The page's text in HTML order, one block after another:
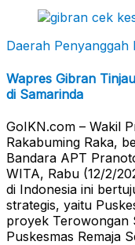
Daerah Penyanggah
Wapres Gibran
di Samarinda
GoIKN.com – Wakil
Rakabuming Raka,
Bandara APT
WITA, Rabu (12/2/
di Indonesia ini
strategis, yaitu
proyek Terowongan
Puskesmas Remaja